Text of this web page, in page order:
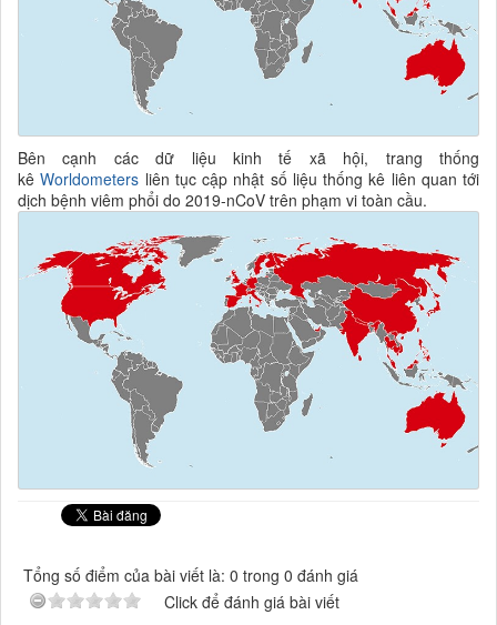
Bên cạnh các dữ liệu kinh tế xã hội, trang thống
kêWorldometers liên tục cập nhật số liệu thống kê liên quan tới
dịch bệnh viêm phổi do 2019-nCoV trên phạm vi toàn cầu.
Tổng số điểm của bài viết là: 0 trong 0 đánh giá
Click để đánh giá bài viết